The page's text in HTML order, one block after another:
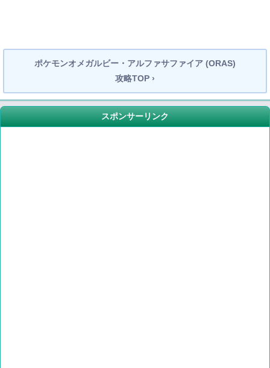
ポケモンオメガルビー・アルファサファイア (ORAS)
攻略TOP ›
スポンサーリンク